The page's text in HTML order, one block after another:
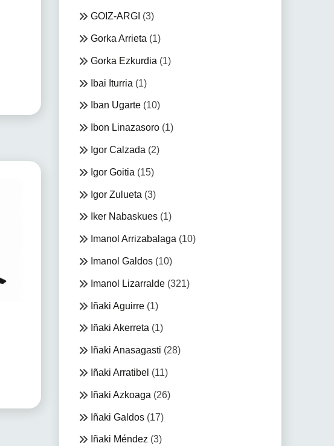
GOIZ-ARGI (3)
Gorka Arrieta (1)
Gorka Ezkurdia (1)
Ibai Iturria (1)
Iban Ugarte(10)
Ibon Linazasoro(1)
Igor Calzada (2)
Igor Goitia (15)
Igor Zulueta (3)
Iker Nabaskues(1)
Imanol Arrizabalaga (10)
Imanol Galdos(10)
Imanol Lizarralde(321)
Iñaki Aguirre(1)
Iñaki Akerreta(1)
Iñaki Anasagasti (28)
Iñaki Arratibel (11)
Iñaki Azkoaga (26)
Iñaki Galdos(17)
Iñaki Méndez(3)